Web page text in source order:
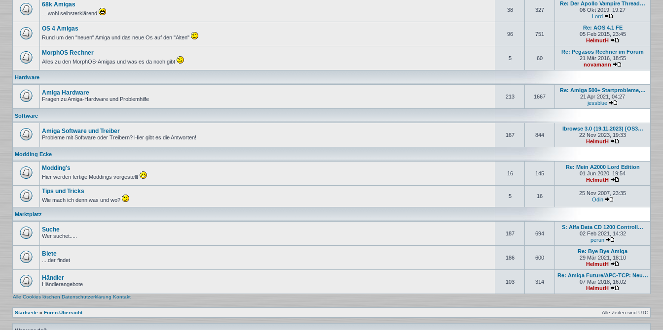
ungelesenen
Beiträge
68k Amigas
....wohl selbsterklärend
38 327
Re: Der Apollo Vampire Thread…
06 Okt 2019, 19:27
Lord
Neuester Beitrag
ungelesenen
Beiträge
OS 4 Amigas
Rund um den "neuen" Amiga und das neue Os auf den "Alten"
96 751
Re: AOS 4.1 FE
05 Feb 2015, 23:45
HelmutH
Neuester Beitrag
ungelesenen
Beiträge
MorphOS Rechner
Alles zu den MorphOS-Amigas und was es da noch gibt
5 60
Re: Pegasos Rechner im Forum
21 Mär 2016, 18:55
novamann
Neuester Beitrag
Hardware
ungelesenen
Beiträge
Amiga Hardware
Fragen zu Amiga-Hardware und Problemhilfe 213 1667
Re: Amiga 500+ Startprobleme,…
21 Apr 2021, 04:27
jessblue
Neuester Beitrag
Software
ungelesenen
Beiträge
Amiga Software und Treiber
Probleme mit Software oder Treibern? Hier gibt es die Antworten! 167 844
Ibrowse 3.0 (19.11.2023) [OS3…
22 Nov 2023, 19:33
HelmutH
Neuester Beitrag
Modding Ecke
ungelesenen
Beiträge
Modding's
Hier werden fertige Moddings vorgestellt
16 145
Re: Mein A2000 Lord Edition
01 Jun 2020, 19:54
HelmutH
Neuester Beitrag
Beiträge
Tips und Tricks
Wie mach ich denn was und wo?
5 16
25 Nov 2007, 23:35
Odin
Marktplatz
ungelesenen
Beiträge
Suche
Wer suchet..... 187 694
S: Alfa Data CD 1200 Controll…
02 Feb 2021, 14:32
perun
Neuester Beitrag
ungelesenen
Beiträge
Biete
....der findet 186 600
Re: Bye Bye Amiga
29 Mär 2021, 18:10
HelmutH
Neuester Beitrag
ungelesenen
Händler
Händlerangebote 103 314
Re: Amiga Future/APC-TCP: Neu…
07 Mär 2018, 16:02
HelmutH
Neuester Beitrag
Alle Cookies löschen Datenschutzerklärung Kontakt
Startseite » Foren-Übersicht Alle Zeiten sind UTC